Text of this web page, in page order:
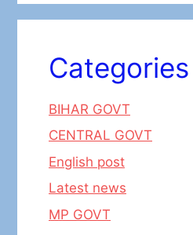
Categories
BIHAR GOVT
CENTRAL GOVT
English post
Latest news
MP GOVT